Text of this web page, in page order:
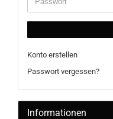
Konto erstellen
Passwort vergessen?
Informationen